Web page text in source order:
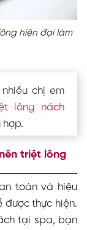
hiện đại làm
chị em
lông nách
hợp.
triệt lông
toàn và hiệu
được thực hiện.
tại spa, bạn